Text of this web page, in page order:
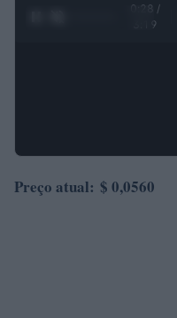
0:30 /
3:19
Preço atual: $ 0,0560